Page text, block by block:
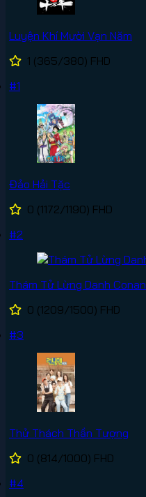
Luyện Khí Mười Vạn Năm
1 (365/380) FHD
#1
Đảo Hải Tặc
0 (1172/1190) FHD
#2
Thám Tử Lừng Danh Conan
0 (1209/1500) FHD
#3
Thử Thách Thần Tượng
0 (814/1000) FHD
#4